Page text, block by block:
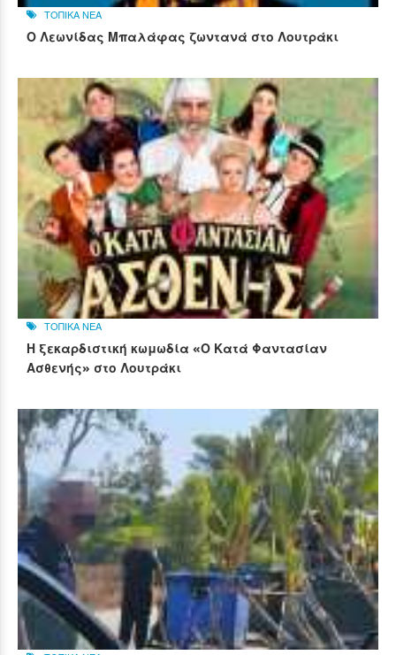
ΤΟΠΙΚΑ ΝΕΑ
Ο Λεωνίδας Μπαλάφας ζωντανά στο Λουτράκι
ΤΟΠΙΚΑ ΝΕΑ
Η ξεκαρδιστική κωμωδία «Ο Κατά Φαντασίαν
Ασθενής» στο Λουτράκι